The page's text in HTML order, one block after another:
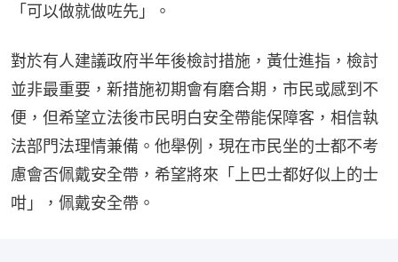
「可以做就做咗先」。
對於有人建議政府半年後檢討措施，黃仕進指，檢討
並非最重要，新措施初期會有磨合期，市民或感到不
便，但希望立法後市民明白安全帶能保障客，相信執
法部門法理情兼備。他舉例，現在市民坐的士都不考
慮會否佩戴安全帶，希望將來「上巴士都好似上的士
咁」，佩戴安全帶。